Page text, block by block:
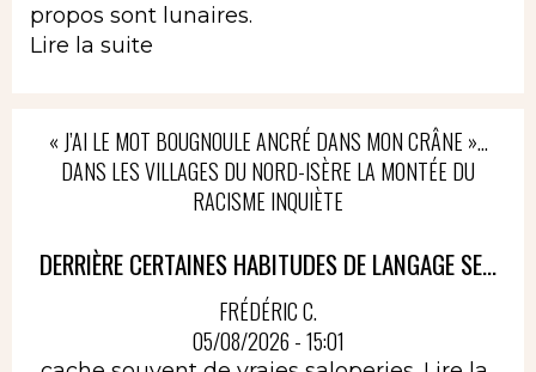
propos sont lunaires.
Lire la suite
« J’AI LE MOT BOUGNOULE ANCRÉ DANS MON CRÂNE »…
DANS LES VILLAGES DU NORD-ISÈRE LA MONTÉE DU
RACISME INQUIÈTE
DERRIÈRE CERTAINES HABITUDES DE LANGAGE SE...
FRÉDÉRIC C.
05/08/2026 - 15:01